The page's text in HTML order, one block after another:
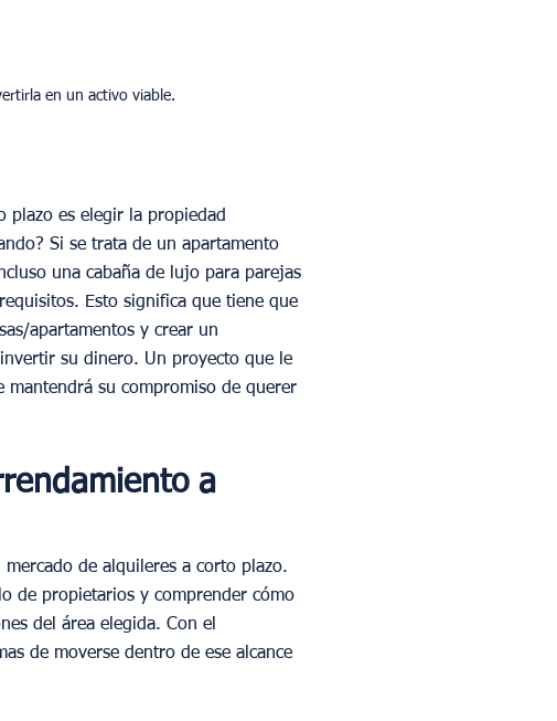
en un activo viable.
plazo es elegir la propiedad
Si se trata de un apartamento
una cabaña de lujo para parejas
Esto significa que tiene que
apartamentos y crear un
su dinero. Un proyecto que le
mantendrá su compromiso de querer
a
de alquileres a corto plazo.
de propietarios y comprender cómo
del área elegida. Con el
de moverse dentro de ese alcance